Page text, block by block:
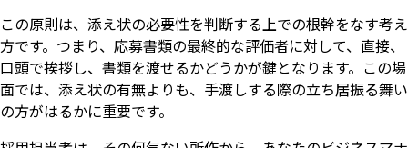
この原則は、添え状の必要性を判断する上での根幹をなす考え
方です。つまり、応募書類の最終的な評価者に対して、直接、
口頭で挨拶し、書類を渡せるかどうかが鍵となります。この場
面では、添え状の有無よりも、手渡しする際の立ち居振る舞い
の方がはるかに重要です。